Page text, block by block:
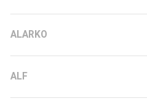
ALARKO
ALF